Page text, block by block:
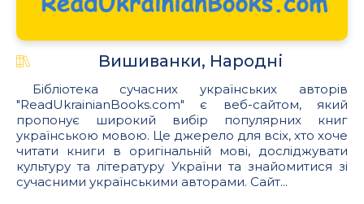
Вишиванки, Народні
Бібліотека сучасних українських авторів
"ReadUkrainianBooks.com" є веб-сайтом, який
пропонує широкий вибір популярних книг
українською мовою. Це джерело для всіх, хто хоче
читати книги в оригінальній мові, досліджувати
культуру та літературу України та знайомитися зі
сучасними українськими авторами. Сайт...